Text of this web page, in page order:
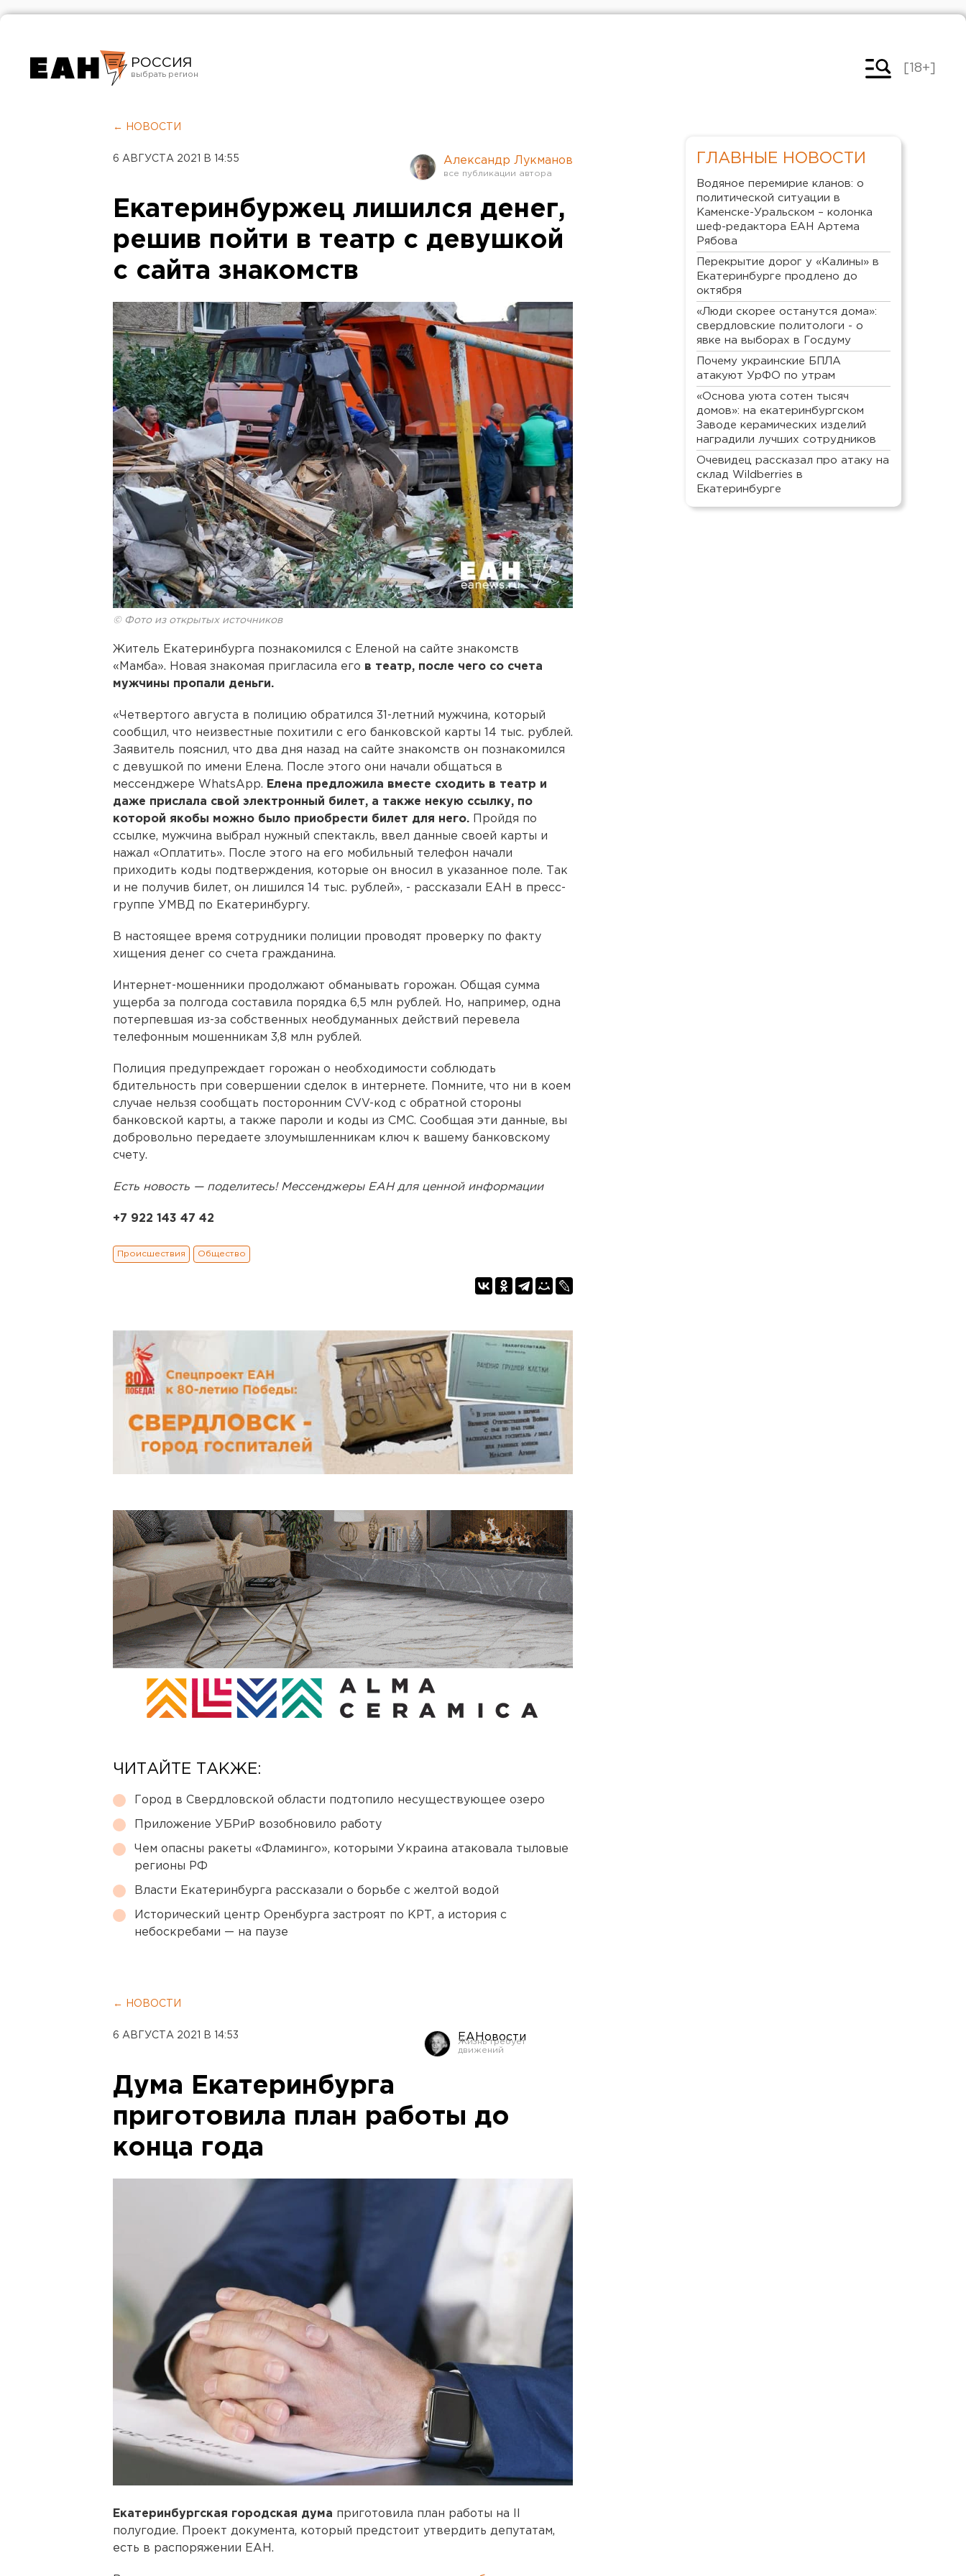
РОССИЯ
Челябинск
[18+]
← НОВОСТИ
6 АВГУСТА 2021 В 14:55 Александр Лукманов
Екатеринбуржец лишился денег,
решив пойти в театр с девушкой
с сайта знакомств
© Фото из открытых источников
Житель Екатеринбурга познакомился с Еленой на сайте знакомств
«Мамба». Новая знакомая пригласила его в театр, после чего со счета
мужчины пропали деньги.
«Четвертого августа в полицию обратился 31-летний мужчина, который
сообщил, что неизвестные похитили с его банковской карты 14 тыс. рублей.
Заявитель пояснил, что два дня назад на сайте знакомств он познакомился
с девушкой по имени Елена. После этого они начали общаться в
мессенджере WhatsApp. Елена предложила вместе сходить в театр и
даже прислала свой электронный билет, а также некую ссылку, по
которой якобы можно было приобрести билет для него. Пройдя по
ссылке, мужчина выбрал нужный спектакль, ввел данные своей карты и
нажал «Оплатить». После этого на его мобильный телефон начали
приходить коды подтверждения, которые он вносил в указанное поле. Так
и не получив билет, он лишился 14 тыс. рублей», - рассказали ЕАН в пресс-
группе УМВД по Екатеринбургу.
В настоящее время сотрудники полиции проводят проверку по факту
хищения денег со счета гражданина.
Интернет-мошенники продолжают обманывать горожан. Общая сумма
ущерба за полгода составила порядка 6,5 млн рублей. Но, например, одна
потерпевшая из-за собственных необдуманных действий перевела
телефонным мошенникам 3,8 млн рублей.
Полиция предупреждает горожан о необходимости соблюдать
бдительность при совершении сделок в интернете. Помните, что ни в коем
случае нельзя сообщать посторонним CVV-код с обратной стороны
банковской карты, а также пароли и коды из СМС. Сообщая эти данные, вы
добровольно передаете злоумышленникам ключ к вашему банковскому
счету.
Есть новость — поделитесь! Мессенджеры ЕАН для ценной информации
+7 922 143 47 42
Происшествия Общество
ЧИТАЙТЕ ТАКЖЕ:
Город в Свердловской области подтопило несуществующее озеро
Приложение УБРиР возобновило работу
Чем опасны ракеты «Фламинго», которыми Украина атаковала тыловые
регионы РФ
Власти Екатеринбурга рассказали о борьбе с желтой водой
Исторический центр Оренбурга застроят по КРТ, а история с
небоскребами — на паузе
← НОВОСТИ
6 АВГУСТА 2021 В 14:53 ЕАНовости
Дума Екатеринбурга
приготовила план работы до
конца года
Екатеринбургская городская дума приготовила план работы на II
полугодие. Проект документа, который предстоит утвердить депутатам,
есть в распоряжении ЕАН.
ГЛАВНЫЕ НОВОСТИ
Водяное перемирие кланов: о
политической ситуации в
Каменске-Уральском – колонка
шеф-редактора ЕАН Артема
Рябова
Перекрытие дорог у «Калины» в
Екатеринбурге продлено до
октября
«Люди скорее останутся дома»:
свердловские политологи - о
явке на выборах в Госдуму
Почему украинские БПЛА
атакуют УрФО по утрам
«Основа уюта сотен тысяч
домов»: на екатеринбургском
Заводе керамических изделий
наградили лучших сотрудников
Очевидец рассказал про атаку на
склад Wildberries в
Екатеринбурге